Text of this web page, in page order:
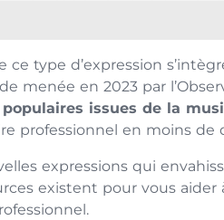
type d’expression
menée en 2023 par
issues de la
professionnel en moins de
expressions qui
existent pour vous aider